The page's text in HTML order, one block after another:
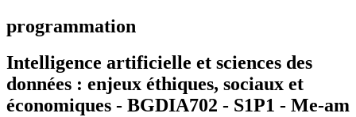
programmation
Intelligence artificielle et sciences des
données : enjeux éthiques, sociaux et
économiques - BGDIA702 - S1P1 - Me-am